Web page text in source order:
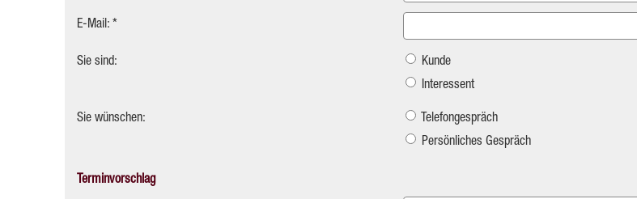
E-Mail: *
Sie sind:
Kunde
Interessent
Sie wünschen:
Telefongespräch
Persönliches Gespräch
Terminvorschlag